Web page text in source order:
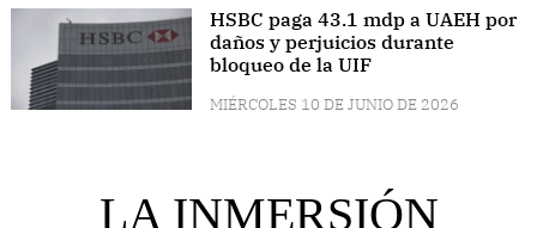
HSBC paga 43.1 mdp a UAEH por
daños y perjuicios durante
bloqueo de la UIF
MIÉRCOLES 10 DE JUNIO DE 2026
LA INMERSIÓN